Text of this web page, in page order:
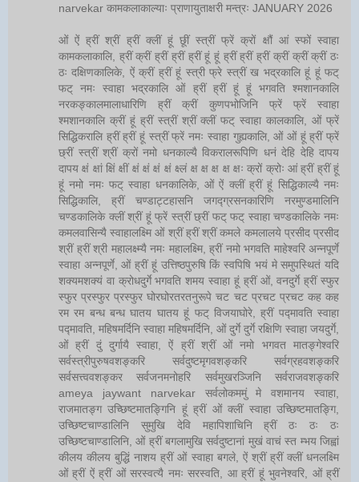
narvekar कामकलाकाल्याः प्राणायुताक्षरी मन्त्रः JANUARY 2026
ओं ऐं ह्रीं श्रीं ह्रीं क्लीं हूं छूीं स्त्रीं फ्रें क्रों क्षौं आं स्फों स्वाहा
कामकलाकालि, ह्रीं क्रीं ह्रीं ह्रीं ह्रीं हूं हूं ह्रीं ह्रीं ह्रीं क्रीं क्रीं क्रीं ठः
ठः दक्षिणकालिके, ऐं क्रीं ह्रीं हूं स्त्री फ्रे स्त्रीं ख भद्रकालि हूं हूं फट्
फट् नमः स्वाहा भद्रकालि ओं ह्रीं ह्रीं हूं हूं भगवति श्मशानकालि
नरकङ्कालमालाधारिणि ह्रीं क्रीं कुणपभोजिनि फ्रें फ्रें स्वाहा
श्मशानकालि क्रीं हूं ह्रीं स्त्रीं श्रीं क्लीं फट् स्वाहा कालकालि, ओं फ्रें
सिद्धिकरालि ह्रीं ह्रीं हूं स्त्रीं फ्रें नमः स्वाहा गुह्यकालि, ओं ओं हूं ह्रीं फ्रें
छ्रीं स्त्रीं श्रीं क्रों नमो धनकाल्यै विकरालरूपिणि धनं देहि देहि दापय
दापय क्षं क्षां क्षिं क्षीं क्षं क्षं क्षं क्षं क्ष्लं क्ष क्ष क्ष क्ष क्षः क्रों क्रोः आं ह्रीं ह्रीं हूं
हूं नमो नमः फट् स्वाहा धनकालिके, ओं ऐं क्लीं ह्रीं हूं सिद्धिकाल्यै नमः
सिद्धिकालि, ह्रीं चण्डाट्टहासनि जगद्ग्रसनकारिणि नरमुण्डमालिनि
चण्डकालिके क्लीं श्रीं हूं फ्रें स्त्रीं छ्रीं फट् फट् स्वाहा चण्डकालिके नमः
कमलवासिन्यै स्वाहालक्ष्मि ओं श्रीं ह्रीं श्रीं कमले कमलालये प्रसीद प्रसीद
श्रीं ह्रीं श्री महालक्ष्म्यै नमः महालक्ष्मि, ह्रीं नमो भगवति माहेश्वरि अन्नपूर्णे
स्वाहा अन्नपूर्णे, ओं ह्रीं हूं उत्तिष्ठपुरुषि किं स्वपिषि भयं मे समुपस्थितं यदि
शक्यमशक्यं वा क्रोधदुर्गे भगवति शमय स्वाहा हूं ह्रीं ओं, वनदुर्गे ह्रीं स्फुर
स्फुर प्रस्फुर प्रस्फुर घोरघोरतरतनुरूपे चट चट प्रचट प्रचट कह कह
रम रम बन्ध बन्ध घातय घातय हूं फट् विजयाघोरे, ह्रीं पद्मावति स्वाहा
पद्मावति, महिषमर्दिनि स्वाहा महिषमर्दिनि, ओं दुर्गे दुर्गे रक्षिणि स्वाहा जयदुर्गे,
ओं ह्रीं दुं दुर्गायै स्वाहा, ऐं ह्रीं श्रीं ओं नमो भगवत मातङ्गेश्वरि
सर्वस्त्रीपुरुषवशङ्करि सर्वदुष्टमृगवशङ्करि सर्वग्रहवशङ्करि
सर्वसत्त्ववशङ्कर सर्वजनमनोहरि सर्वमुखरञ्जिनि सर्वराजवशङ्करि
ameya jaywant narvekar सर्वलोकममुं मे वशमानय स्वाहा,
राजमातङ्ग उच्छिष्टमातङ्गिनि हूं ह्रीं ओं क्लीं स्वाहा उच्छिष्टमातङ्गि,
उच्छिष्टचाण्डालिनि सुमुखि देवि महापिशाचिनि ह्रीं ठः ठः ठः
उच्छिष्टचाण्डालिनि, ओं ह्रीं बगलामुखि सर्वदुष्टानां मुखं वाचं स्त म्भय जिह्वां
कीलय कीलय बुद्धिं नाशय ह्रीं ओं स्वाहा बगले, ऐं श्रीं ह्रीं क्लीं धनलक्ष्मि
ओं ह्रीं ऐं ह्रीं ओं सरस्वत्यै नमः सरस्वति, आ ह्रीं हूं भुवनेश्वरि, ओं ह्रीं